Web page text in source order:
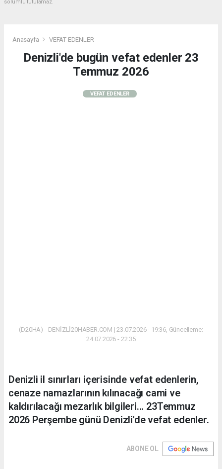
sorumlu tutulamaz.
Anasayfa VEFAT EDENLER
Denizli'de bugün vefat edenler 23
Temmuz 2026
VEFAT EDENLER
(D20HA) - DENİZLİ20HABER.COM | 23.07.2026 - 19:36, Güncelleme:
24.07.2026 - 22:35
Denizli il sınırları içerisinde vefat edenlerin,
cenaze namazlarının kılınacağı cami ve
kaldırılacağı mezarlık bilgileri... 23Temmuz
2026 Perşembe günü Denizli'de vefat edenler.
ABONE OL